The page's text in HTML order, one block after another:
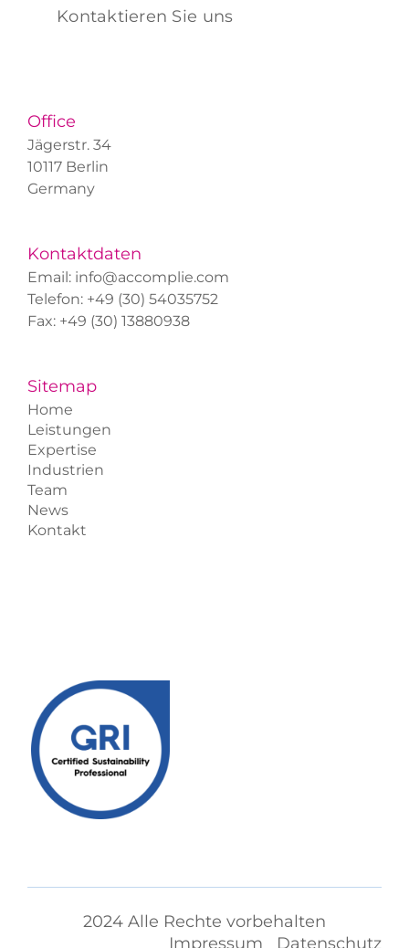
Kontaktieren Sie uns
Office
Jägerstr. 34
10117 Berlin
Germany
Kontaktdaten
Email: info@accomplie.com
Telefon: +49 (30) 54035752
Fax: +49 (30) 13880938
Sitemap
Home
Leistungen
Expertise
Industrien
Team
News
Kontakt
2024 Alle Rechte vorbehalten
Impressum
Datenschutz